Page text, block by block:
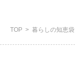
TOP 暮らしの知恵袋